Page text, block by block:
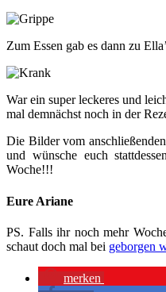
Zum Essen gab es dann zu
War ein super leckeres und
mal demnächst noch in der
Die Bilder vom
und wünsche euch
Woche!!!
Eure Ariane
PS. Falls ihr noch mehr
schaut doch mal bei geborgen
merken